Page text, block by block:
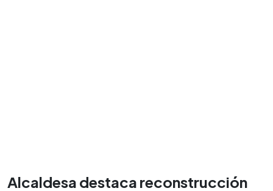
Alcaldesa destaca reconstrucción